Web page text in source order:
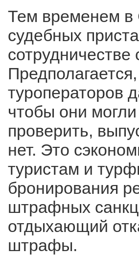
Тем временем в
судебных
туроператоров
чтобы они
проверить,
нет. Это
туристам и
бронирования
штрафных
отдыхающий
штрафы.